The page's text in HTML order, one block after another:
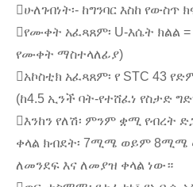
ሁለገብነት፡- ከግንባር እስከ
የሙቀት አፈጻጸም፡ U-እሴት ክልል =
የሙቀት ማስተላለፊያ)
አኮስቲክ አፈጻጸም፡ የ STC 43
(ከ4.5 ኢንች ባት-የተሸፈነ የስታድ
እንከን የለሽ፡ ምንም ቋሚ የብረት
ቀላል ክብደት፡ 7ሚሜ ወይም 8ሚሜ
ለመንደፍ እና ለመያዝ ቀላል ነው።